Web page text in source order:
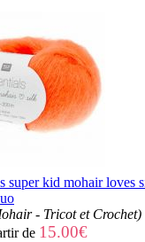
super kid mohair loves
- Tricot et Crochet)
de 15.00€